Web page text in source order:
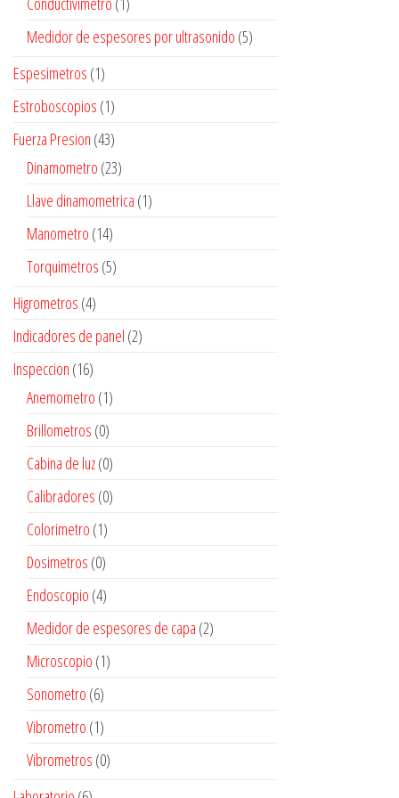
Medidor de espesores por ultrasonido (5)
Espesimetros (1)
Estroboscopios (1)
Fuerza Presion (43)
Dinamometro (23)
Llave dinamometrica (1)
Manometro (14)
Torquimetros (5)
Higrometros (4)
Indicadores de panel (2)
Inspeccion (16)
Anemometro (1)
Brillometros (0)
Cabina de luz(0)
Calibradores (0)
Colorimetro (1)
Dosimetros (0)
Endoscopio (4)
Medidor de espesores de capa (2)
Microscopio (1)
Sonometro (6)
Vibrometro (1)
Vibrometros (0)